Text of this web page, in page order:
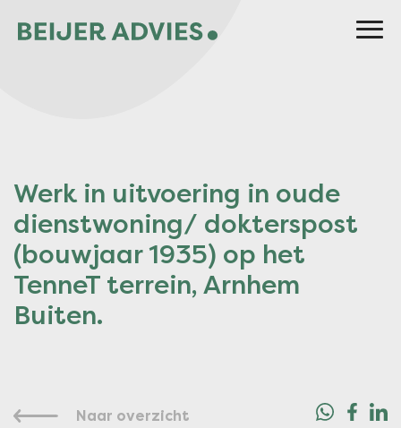
Werk in uitvoering in oude
dienstwoning/ dokterspost
(bouwjaar 1935) op het
TenneT terrein, Arnhem
Buiten.
Naar overzicht